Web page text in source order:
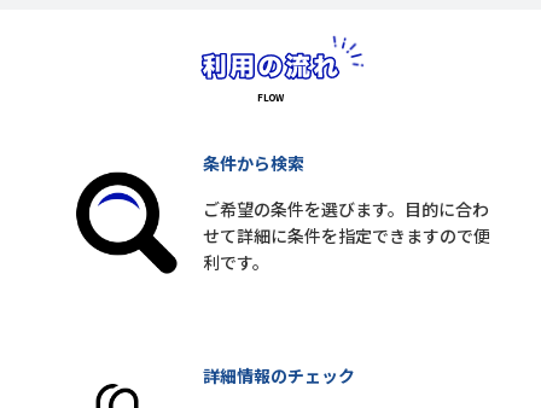
条件から検索
ご希望の条件を選びます。目的に合わ
せて詳細に条件を指定できますので便
利です。
詳細情報のチェック